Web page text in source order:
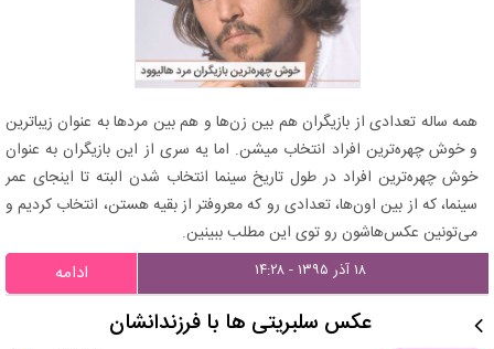
همه ساله تعدادی از بازیگران هم بین زن‌ها و هم بین مردها به عنوان زیباترین
و خوش‌ چهره‌ترین افراد انتخاب میشن. اما یه سری از این بازیگران به عنوان
خوش چهره‌ترین افراد در طول تاریخ سینما انتخاب شدن البته تا اینجای عمر
سینما، که از بین اون‌ها، تعدادی رو که معروفتر از بقیه هستن، انتخاب کردیم و
می‌تونین عکس‌هاشون رو توی این مطلب ببینین.
۱۸ آذر ۱۳۹۵ - ۱۴:۲۸ ادامه
عکس سلبریتی ها با فرزندانشان